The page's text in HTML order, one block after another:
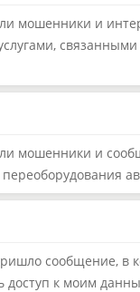
мошенники и
мошенники и
сообщение, в
доступ к моим